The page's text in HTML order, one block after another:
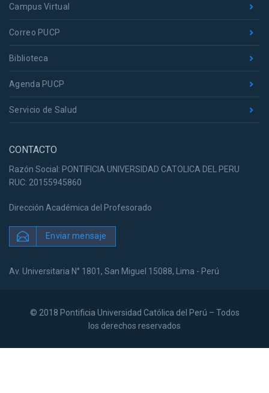
Campus Virtual
Correo PUCP
Biblioteca
Agenda PUCP
Servicio de Salud
CONTACTO
Razón Social: PONTIFICIA UNIVERSIDAD CATOLICA DEL PERU
RUC: 20155945860
Dirección Académica del Profesorado
Enviar mensaje
Av. Universitaria N° 1801, San Miguel 15088, Lima - Perú
© 2018 Pontificia Universidad Católica del Perú – Todos
los derechos reservados